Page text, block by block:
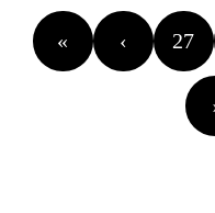
« ‹ 27